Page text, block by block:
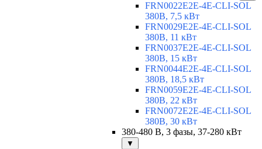
FRN0022E2E-4E-CLI-SOL
380В, 7,5 кВт
FRN0029E2E-4E-CLI-SOL
380В, 11 кВт
FRN0037E2E-4E-CLI-SOL
380В, 15 кВт
FRN0044E2E-4E-CLI-SOL
380В, 18,5 кВт
FRN0059E2E-4E-CLI-SOL
380В, 22 кВт
FRN0072E2E-4E-CLI-SOL
380В, 30 кВт
380-480 В, 3 фазы, 37-280 кВт
▼